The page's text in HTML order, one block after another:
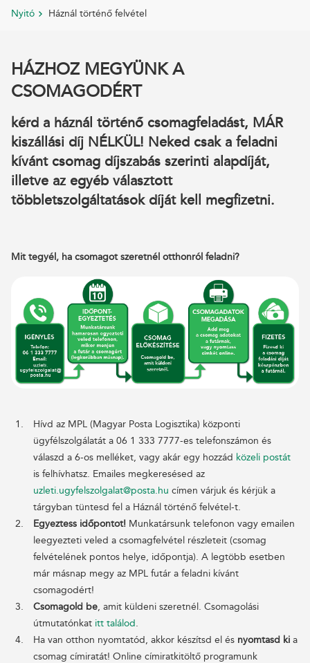
Nyitó Háznál történő felvétel
HÁZHOZ MEGYÜNK A
CSOMAGODÉRT
kérd a háznál történő csomagfeladást, MÁR
kiszállási díj NÉLKÜL! Neked csak a feladni
kívánt csomag díjszabás szerinti alapdíját,
illetve az egyéb választott
többletszolgáltatások díját kell megfizetni.
Mit tegyél, ha csomagot szeretnél otthonról feladni?
Hívd az MPL (Magyar Posta Logisztika) központi
ügyfélszolgálatát a 06 1 333 7777-es telefonszámon és
válaszd a 6-os melléket, vagy akár egy hozzád közeli postát
is felhívhatsz. Emailes megkeresésed az
uzleti.ugyfelszolgalat@posta.hu címen várjuk és kérjük a
tárgyban tüntesd fel a Háznál történő felvétel-t.
Egyeztess időpontot! Munkatársunk telefonon vagy emailen
leegyezteti veled a csomagfelvétel részleteit (csomag
felvételének pontos helye, időpontja). A legtöbb esetben
már másnap megy az MPL futár a feladni kívánt
csomagodért!
Csomagold be, amit küldeni szeretnél. Csomagolási
útmutatónkat itt találod.
Ha van otthon nyomtatód, akkor készítsd el és nyomtasd ki a
csomag címiratát! Online címiratkitöltő programunk